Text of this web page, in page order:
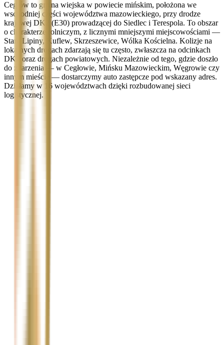
Cegłów to gmina wiejska w powiecie mińskim, położona we
wschodniej części województwa mazowieckiego, przy drodze
krajowej DK2 (E30) prowadzącej do Siedlec i Terespola. To obszar
o charakterze rolniczym, z licznymi mniejszymi miejscowościami —
Stare Lipiny, Kuflew, Skrzeszewice, Wólka Kościelna. Kolizje na
lokalnych drogach zdarzają się tu często, zwłaszcza na odcinkach
DK2 oraz drogach powiatowych. Niezależnie od tego, gdzie doszło
do zdarzenia — w Cegłowie, Mińsku Mazowieckim, Węgrowie czy
innym mieście — dostarczymy auto zastępcze pod wskazany adres.
Działamy w 16 województwach dzięki rozbudowanej sieci
logistycznej.